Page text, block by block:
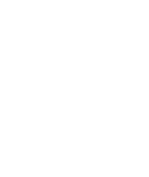
secara
Anda.
Anda